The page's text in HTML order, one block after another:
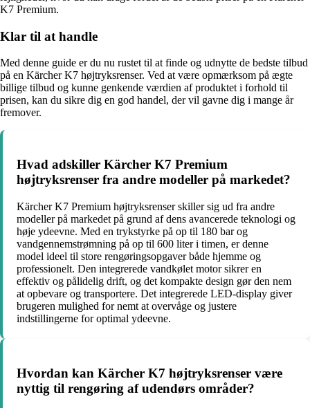
K7 Premium.
Klar til at handle
Med denne guide er du nu rustet til at finde og udnytte de bedste tilbud
på en Kärcher K7 højtryksrenser. Ved at være opmærksom på ægte
billige tilbud og kunne genkende værdien af produktet i forhold til
prisen, kan du sikre dig en god handel, der vil gavne dig i mange år
fremover.
Hvad adskiller Kärcher K7 Premium
højtryksrenser fra andre modeller på markedet?
Kärcher K7 Premium højtryksrenser skiller sig ud fra andre
modeller på markedet på grund af dens avancerede teknologi og
høje ydeevne. Med en trykstyrke på op til 180 bar og
vandgennemstrømning på op til 600 liter i timen, er denne
model ideel til store rengøringsopgaver både hjemme og
professionelt. Den integrerede vandkølet motor sikrer en
effektiv og pålidelig drift, og det kompakte design gør den nem
at opbevare og transportere. Det integrerede LED-display giver
brugeren mulighed for nemt at overvåge og justere
indstillingerne for optimal ydeevne.
Hvordan kan Kärcher K7 højtryksrenser være
nyttig til rengøring af udendørs områder?